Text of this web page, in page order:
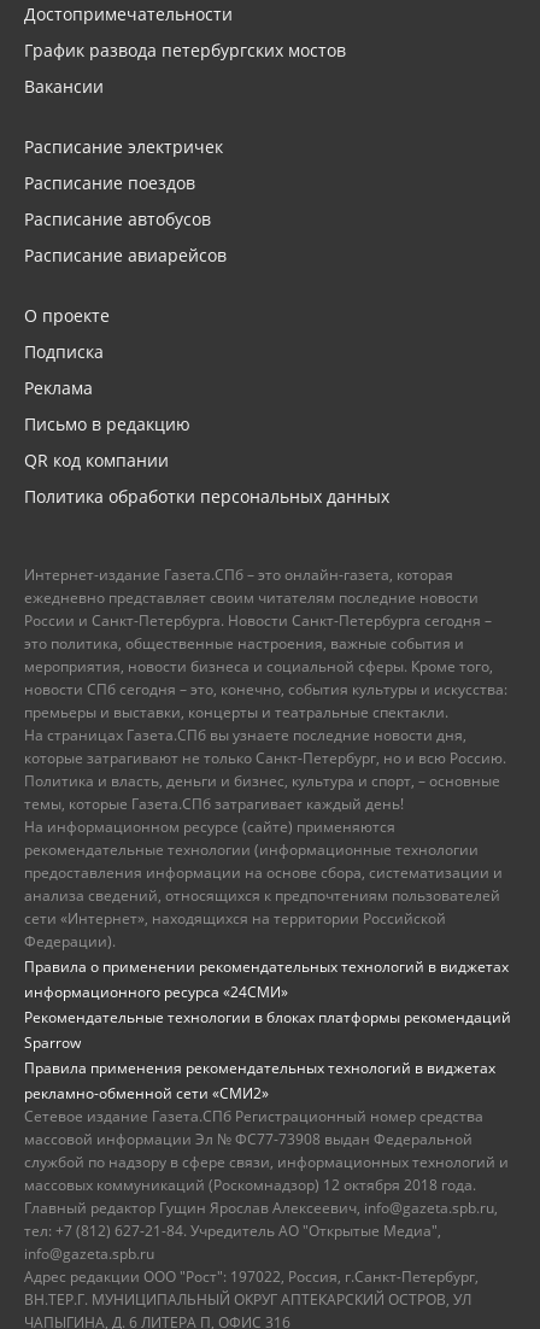
Достопримечательности
График развода петербургских мостов
Вакансии
Расписание электричек
Расписание поездов
Расписание автобусов
Расписание авиарейсов
О проекте
Подписка
Реклама
Письмо в редакцию
QR код компании
Политика обработки персональных данных
Интернет-издание Газета.СПб – это онлайн-газета, которая
ежедневно представляет своим читателям последние новости
России и Санкт-Петербурга. Новости Санкт-Петербурга сегодня –
это политика, общественные настроения, важные события и
мероприятия, новости бизнеса и социальной сферы. Кроме того,
новости СПб сегодня – это, конечно, события культуры и искусства:
премьеры и выставки, концерты и театральные спектакли.
На страницах Газета.СПб вы узнаете последние новости дня,
которые затрагивают не только Санкт-Петербург, но и всю Россию.
Политика и власть, деньги и бизнес, культура и спорт, – основные
темы, которые Газета.СПб затрагивает каждый день!
На информационном ресурсе (сайте) применяются
рекомендательные технологии (информационные технологии
предоставления информации на основе сбора, систематизации и
анализа сведений, относящихся к предпочтениям пользователей
сети «Интернет», находящихся на территории Российской
Федерации).
Правила о применении рекомендательных технологий в виджетах
информационного ресурса «24СМИ»
Рекомендательные технологии в блоках платформы рекомендаций
Sparrow
Правила применения рекомендательных технологий в виджетах
рекламно-обменной сети «СМИ2»
Сетевое издание Газета.СПб Регистрационный номер средства
массовой информации Эл № ФС77-73908 выдан Федеральной
службой по надзору в сфере связи, информационных технологий и
массовых коммуникаций (Роскомнадзор) 12 октября 2018 года.
Главный редактор Гущин Ярослав Алексеевич, info@gazeta.spb.ru,
тел: +7 (812) 627-21-84. Учредитель АО "Открытые Медиа",
info@gazeta.spb.ru
Адрес редакции ООО "Рост": 197022, Россия, г.Санкт-Петербург,
ВН.ТЕР.Г. МУНИЦИПАЛЬНЫЙ ОКРУГ АПТЕКАРСКИЙ ОСТРОВ, УЛ
ЧАПЫГИНА, Д. 6 ЛИТЕРА П, ОФИС 316